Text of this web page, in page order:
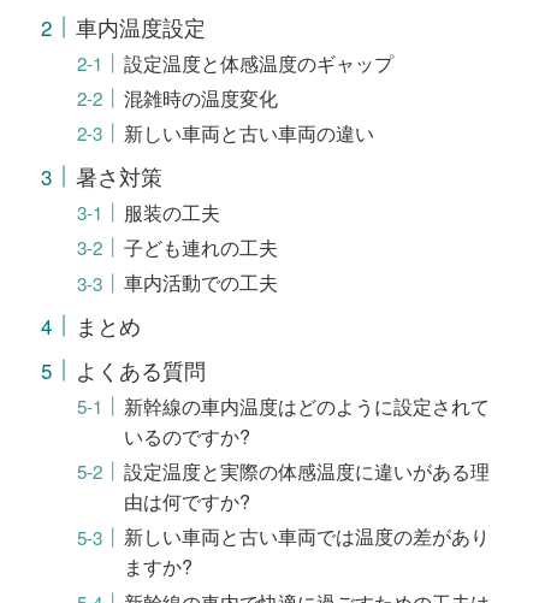
車内温度設定
設定温度と体感温度のギャップ
混雑時の温度変化
新しい車両と古い車両の違い
暑さ対策
服装の工夫
子ども連れの工夫
車内活動での工夫
まとめ
よくある質問
新幹線の車内温度はどのように設定されて
いるのですか?
設定温度と実際の体感温度に違いがある理
由は何ですか?
新しい車両と古い車両では温度の差があり
ますか?